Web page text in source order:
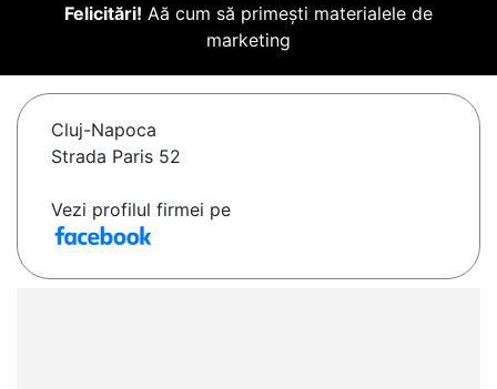
Felicitări! Aă cum să primești materialele de
marketing
Cluj-Napoca
Strada Paris 52
Vezi profilul firmei pe